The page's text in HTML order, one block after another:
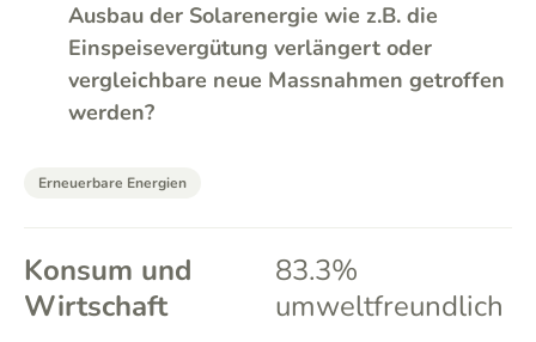
Ausbau der Solarenergie wie z.B. die
Einspeisevergütung verlängert oder
vergleichbare neue Massnahmen getroffen
werden?
Erneuerbare Energien
Konsum und
Wirtschaft
83.3%
umweltfreundlich